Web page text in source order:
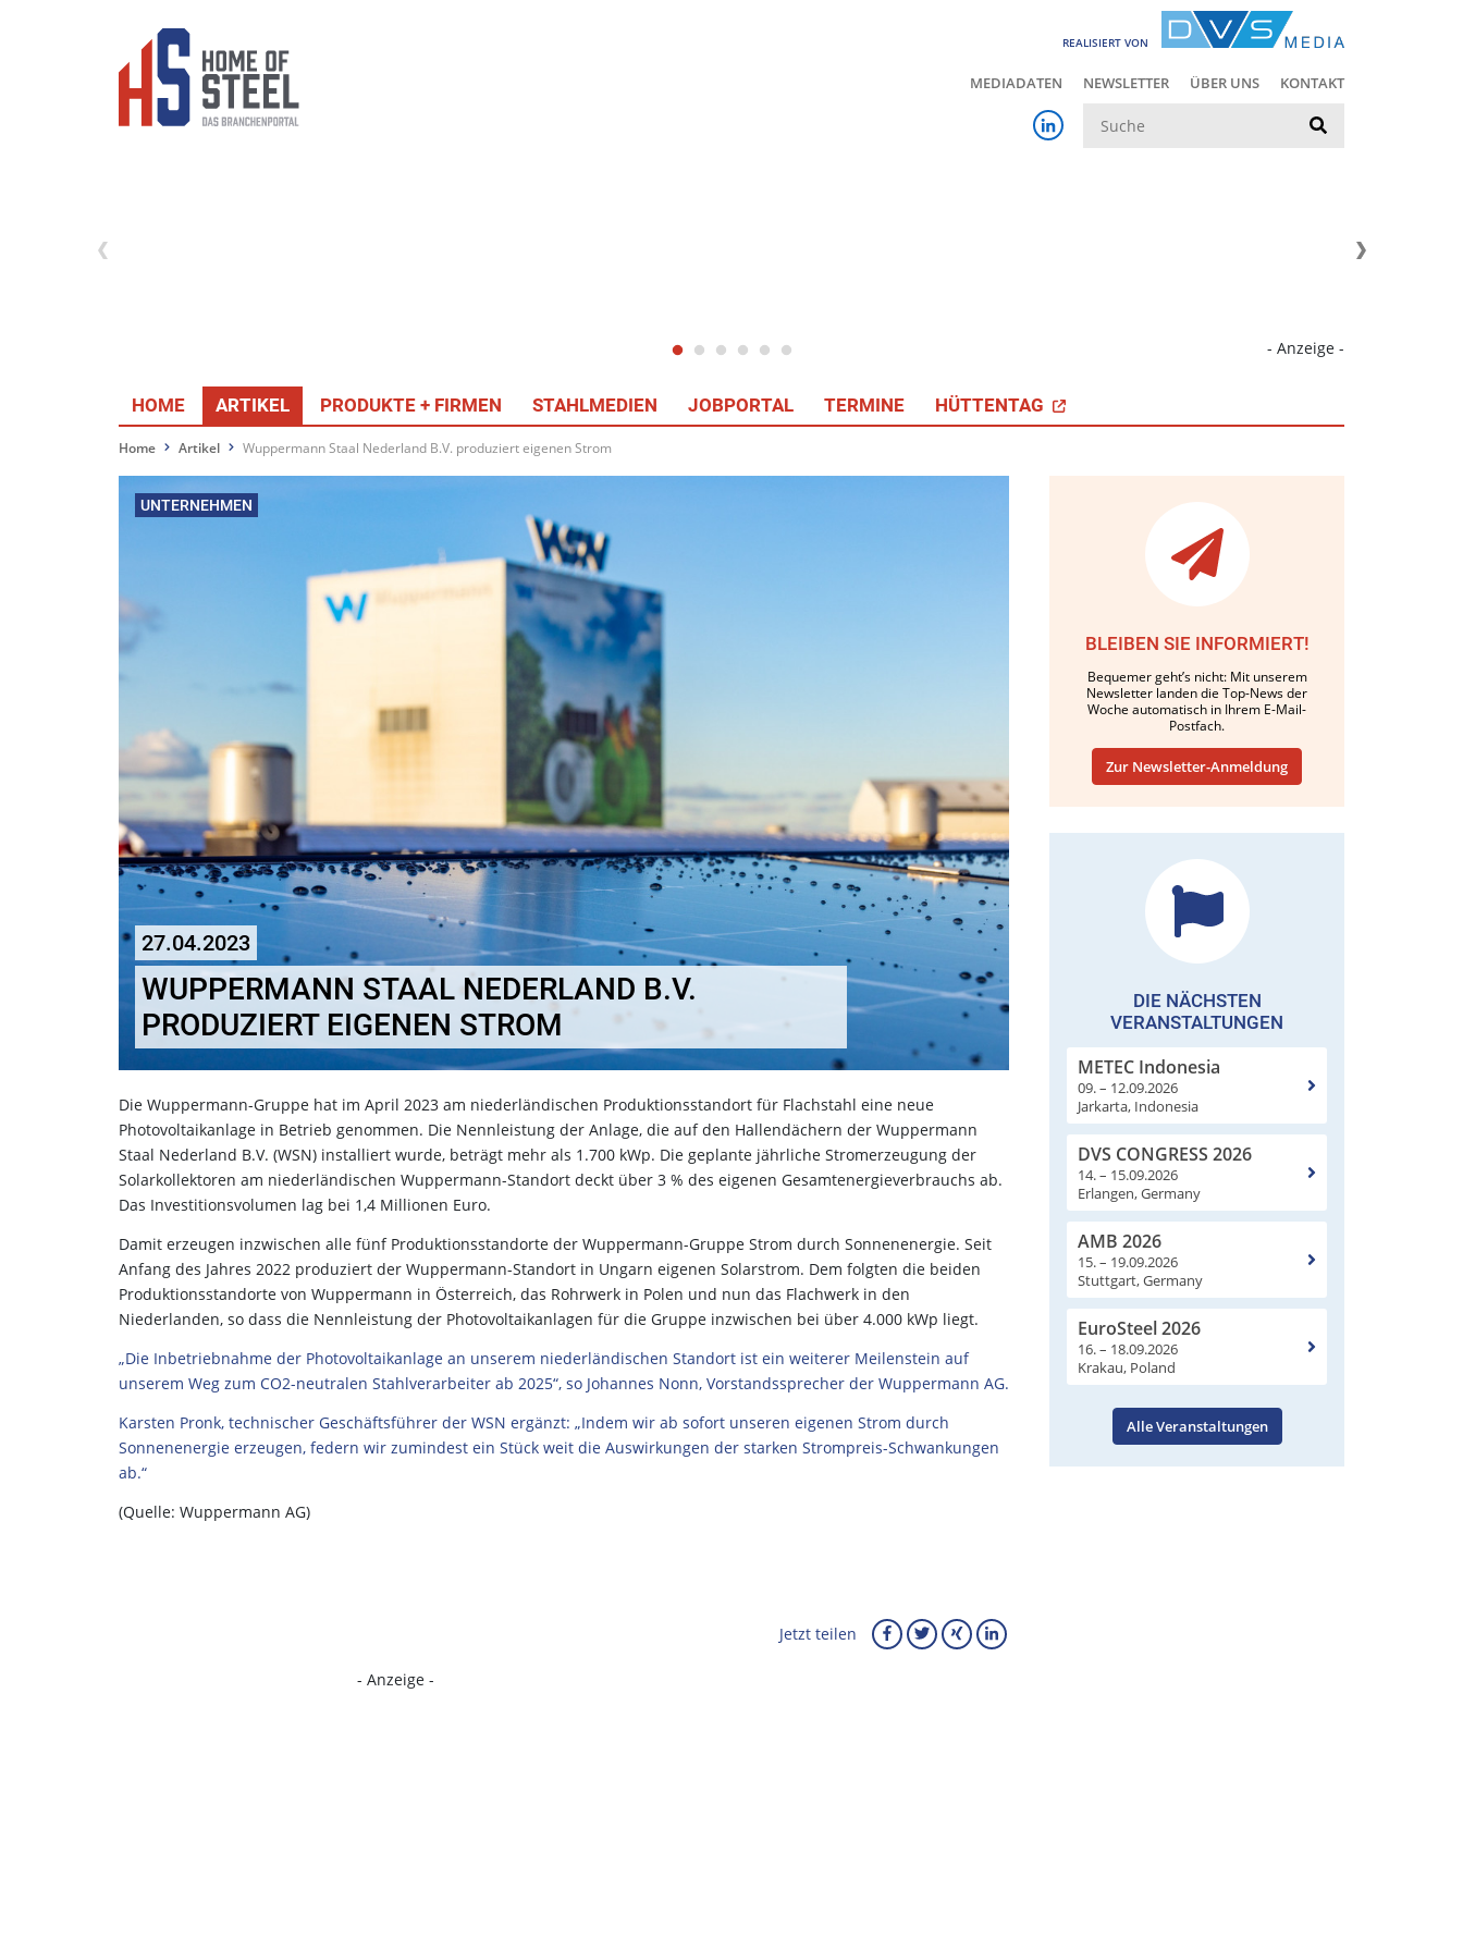
REALISIERT VON
MEDIADATEN NEWSLETTER ÜBER UNS KONTAKT
- Anzeige -
HOME ARTIKEL PRODUKTE + FIRMEN STAHLMEDIEN JOBPORTAL TERMINE HÜTTENTAG
Home Artikel Wuppermann Staal Nederland B.V. produziert eigenen Strom
UNTERNEHMEN
27.04.2023
WUPPERMANN STAAL NEDERLAND B.V.
PRODUZIERT EIGENEN STROM
Die Wuppermann-Gruppe hat im April 2023 am niederländischen Produktionsstandort für Flachstahl eine neue
Photovoltaikanlage in Betrieb genommen. Die Nennleistung der Anlage, die auf den Hallendächern der Wuppermann
Staal Nederland B.V. (WSN) installiert wurde, beträgt mehr als 1.700 kWp. Die geplante jährliche Stromerzeugung der
Solarkollektoren am niederländischen Wuppermann-Standort deckt über 3 % des eigenen Gesamtenergieverbrauchs ab.
Das Investitionsvolumen lag bei 1,4 Millionen Euro.
Damit erzeugen inzwischen alle fünf Produktionsstandorte der Wuppermann-Gruppe Strom durch Sonnenenergie. Seit
Anfang des Jahres 2022 produziert der Wuppermann-Standort in Ungarn eigenen Solarstrom. Dem folgten die beiden
Produktionsstandorte von Wuppermann in Österreich, das Rohrwerk in Polen und nun das Flachwerk in den
Niederlanden, so dass die Nennleistung der Photovoltaikanlagen für die Gruppe inzwischen bei über 4.000 kWp liegt.
„Die Inbetriebnahme der Photovoltaikanlage an unserem niederländischen Standort ist ein weiterer Meilenstein auf
unserem Weg zum CO2-neutralen Stahlverarbeiter ab 2025“, so Johannes Nonn, Vorstandssprecher der Wuppermann AG.
Karsten Pronk, technischer Geschäftsführer der WSN ergänzt: „Indem wir ab sofort unseren eigenen Strom durch
Sonnenenergie erzeugen, federn wir zumindest ein Stück weit die Auswirkungen der starken Strompreis-Schwankungen
ab.“
(Quelle: Wuppermann AG)
Jetzt teilen
BLEIBEN SIE INFORMIERT!
Bequemer geht’s nicht: Mit unserem
Newsletter landen die Top-News der
Woche automatisch in Ihrem E-Mail-
Postfach.
Zur Newsletter-Anmeldung
DIE NÄCHSTEN
VERANSTALTUNGEN
METEC Indonesia
09. – 12.09.2026
Jarkarta, Indonesia
DVS CONGRESS 2026
14. – 15.09.2026
Erlangen, Germany
AMB 2026
15. – 19.09.2026
Stuttgart, Germany
EuroSteel 2026
16. – 18.09.2026
Krakau, Poland
Alle Veranstaltungen
- Anzeige -